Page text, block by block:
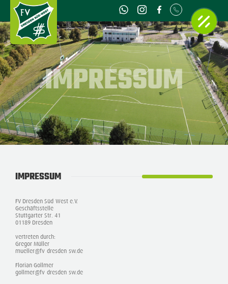
IMPRESSUM
IMPRESSUM
FV Dresden Süd-West e.V.
Geschäftsstelle
Stuttgarter Str. 41
01189 Dresden
vertreten durch:
Gregor Müller
mueller@fv-dresden-sw.de
Florian Gollmer
gollmer@fv-dresden-sw.de